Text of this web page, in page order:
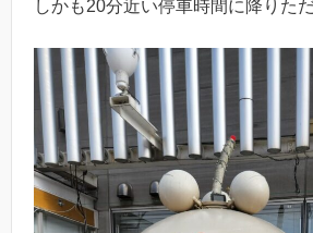
しかも20分近い停車時間に降りた